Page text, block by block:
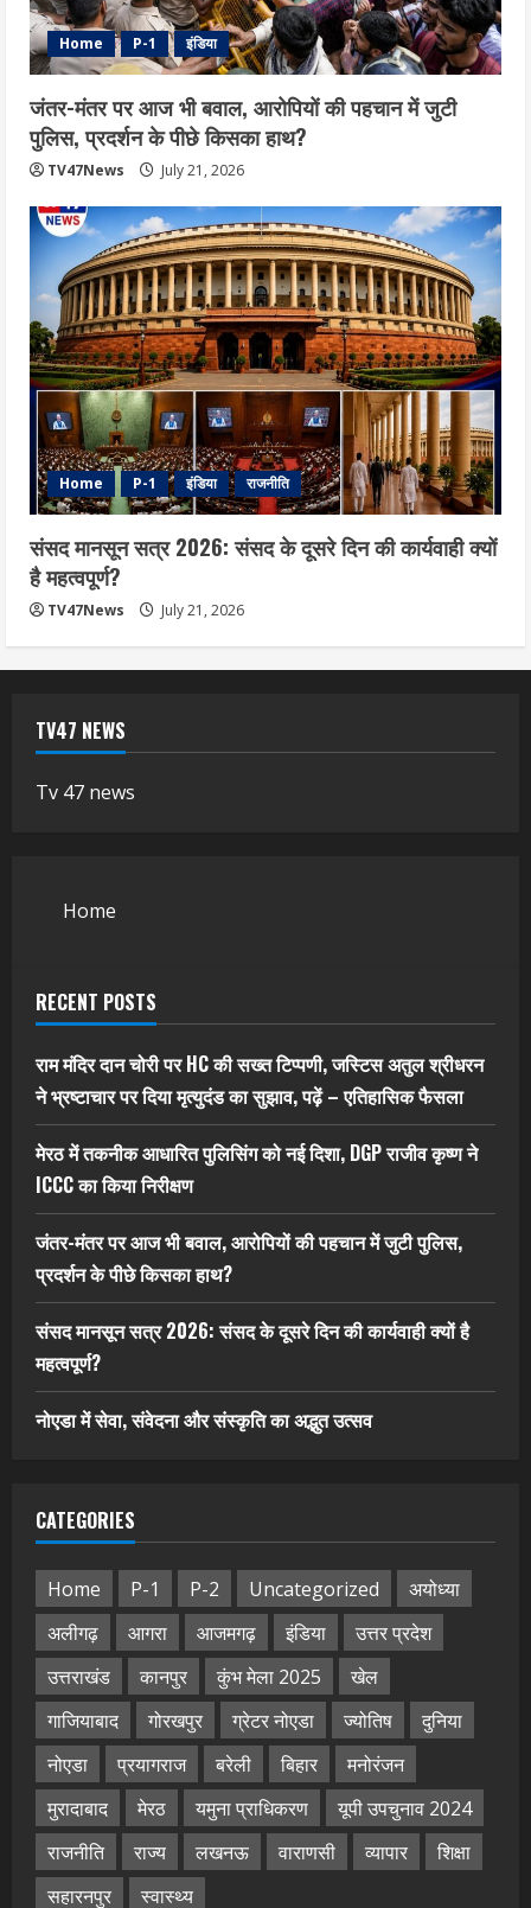
Home P-1 इंडिया
जंतर-मंतर पर आज भी बवाल, आरोपियों की पहचान में जुटी
पुलिस, प्रदर्शन के पीछे किसका हाथ?
TV47News July 21, 2026
Home P-1 इंडिया राजनीति
संसद मानसून सत्र 2026: संसद के दूसरे दिन की कार्यवाही क्यों
है महत्वपूर्ण?
TV47News July 21, 2026
TV47 NEWS
Tv 47 news
Home
RECENT POSTS
राम मंदिर दान चोरी पर HC की सख्त टिप्पणी, जस्टिस अतुल श्रीधरन
ने भ्रष्टाचार पर द‍िया मृत्युदंड का सुझाव, पढ़ें – एत‍िहास‍िक फैसला
मेरठ में तकनीक आधारित पुलिसिंग को नई दिशा, DGP राजीव कृष्ण ने
ICCC का किया निरीक्षण
जंतर-मंतर पर आज भी बवाल, आरोपियों की पहचान में जुटी पुलिस,
प्रदर्शन के पीछे किसका हाथ?
संसद मानसून सत्र 2026: संसद के दूसरे दिन की कार्यवाही क्यों है
महत्वपूर्ण?
नोएडा में सेवा, संवेदना और संस्कृति का अद्भुत उत्सव
CATEGORIES
Home P-1 P-2 Uncategorized
अयोध्या
अलीगढ़
आगरा आजमगढ़ इंडिया
उत्तर प्रदेश
उत्तराखंड
कानपुर कुंभ मेला 2025
खेल
गाजियाबाद
गोरखपुर ग्रेटर नोएडा ज्योतिष
दुनिया
नोएडा
प्रयागराज बरेली बिहार
मनोरंजन
मुरादाबाद
मेरठ यमुना प्राधिकरण
यूपी उपचुनाव 2024
राजनीति
राज्य लखनऊ वाराणसी व्यापार
शिक्षा
सहारनपुर
स्वास्थ्य